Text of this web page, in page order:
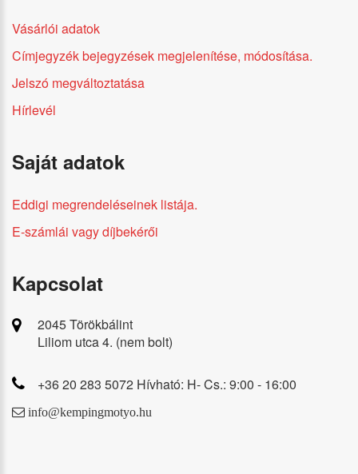
Vásárlói adatok
Címjegyzék bejegyzések megjelenítése, módosítása.
Jelszó megváltoztatása
Hírlevél
Saját adatok
Eddigi megrendeléseinek listája.
E-számlái vagy díjbekérői
Kapcsolat
2045 Törökbálint
Liliom utca 4. (nem bolt)
+36 20 283 5072 Hívható: H- Cs.: 9:00 - 16:00
info@kempingmotyo.hu